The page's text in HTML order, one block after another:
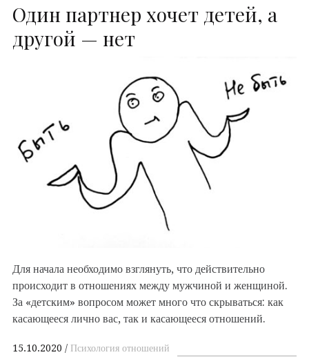
Один партнер хочет детей, а
другой — нет
Для начала необходимо взглянуть, что действительно
происходит в отношениях между мужчиной и женщиной.
За «детским» вопросом может много что скрываться: как
касающееся лично вас, так и касающееся отношений.
15.10.2020 Психология отношений